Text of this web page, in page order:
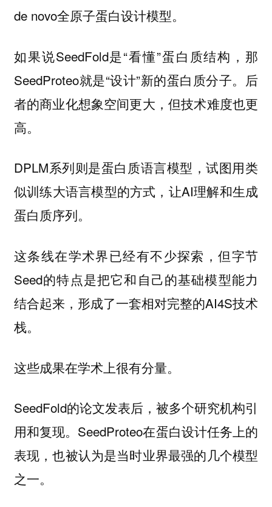
de novo全原子蛋白设计模型。
如果说SeedFold是“看懂”蛋白质结构，那
SeedProteo就是“设计”新的蛋白质分子。后
者的商业化想象空间更大，但技术难度也更
高。
DPLM系列则是蛋白质语言模型，试图用类
似训练大语言模型的方式，让AI理解和生成
蛋白质序列。
这条线在学术界已经有不少探索，但字节
Seed的特点是把它和自己的基础模型能力
结合起来，形成了一套相对完整的AI4S技术
栈。
这些成果在学术上很有分量。
SeedFold的论文发表后，被多个研究机构引
用和复现。SeedProteo在蛋白设计任务上的
表现，也被认为是当时业界最强的几个模型
之一。